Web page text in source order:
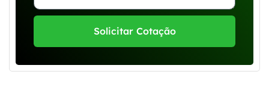
Solicitar Cotação